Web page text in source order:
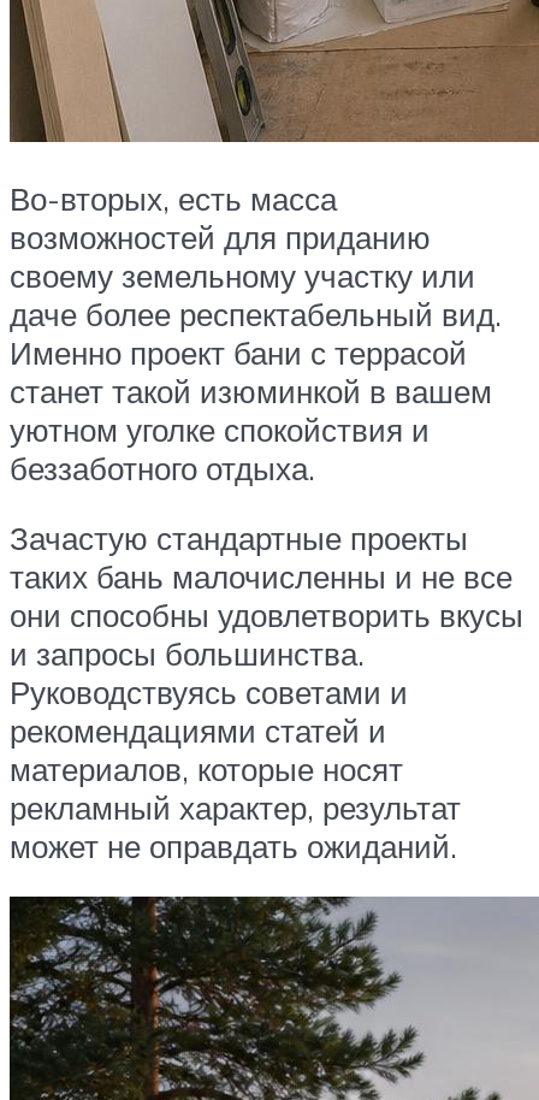
Во-вторых, есть масса
возможностей для приданию
своему земельному участку или
даче более респектабельный вид.
Именно проект бани с террасой
станет такой изюминкой в вашем
уютном уголке спокойствия и
беззаботного отдыха.
Зачастую стандартные проекты
таких бань малочисленны и не все
они способны удовлетворить вкусы
и запросы большинства.
Руководствуясь советами и
рекомендациями статей и
материалов, которые носят
рекламный характер, результат
может не оправдать ожиданий.